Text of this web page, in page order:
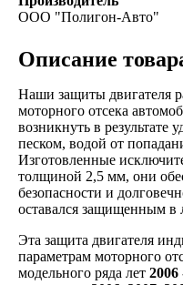
ООО "Полигон-Авто"
Описание
Наши защиты двигателя
моторного отсека
возникнуть в результате
песком, водой от
Изготовленные
толщиной 2,5 мм, они
безопасности и
оставался защищенным в
Эта защита двигателя
параметрам моторного
модельного ряда лет 2006